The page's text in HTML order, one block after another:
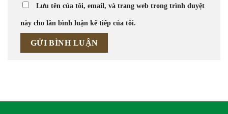
Lưu tên của tôi, email, và trang web trong trình duyệt
này cho lần bình luận kế tiếp của tôi.